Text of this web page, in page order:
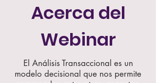
Acerca del
Webinar
El Análisis Transaccional es un
modelo decisional que nos permite